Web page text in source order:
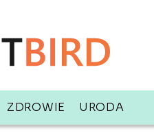
ZDROWIE URODA